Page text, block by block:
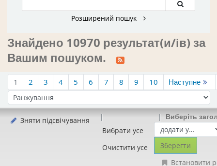
Розширений пошук
Знайдено 10970 результат(и/ів) за
Вашим пошуком.
1 2 3 4 5 6 7 8 9 10 Наступне
Сортувати за:
Зняти підсвічування
Вибрати усе
Очистити усе
Виберіть
Встановити